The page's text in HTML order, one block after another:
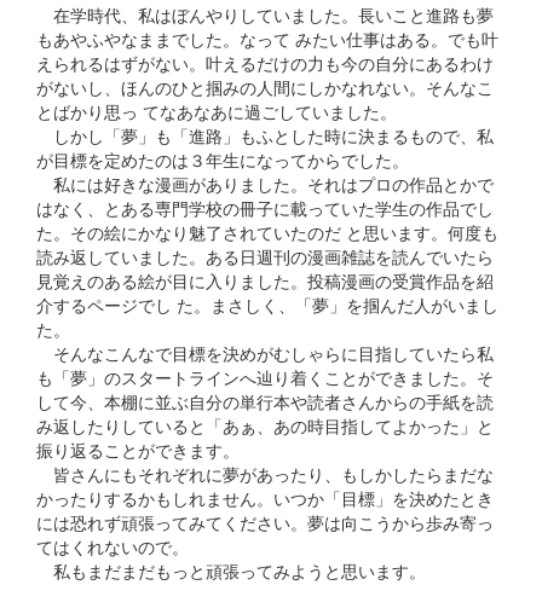
在学時代、私はぼんやりしていました。長いこと進路も夢
もあやふやなままでした。なって みたい仕事はある。でも叶
えられるはずがない。叶えるだけの力も今の自分にあるわけ
がないし、ほんのひと掴みの人間にしかなれない。そんなこ
とばかり思っ てなあなあに過ごしていました。
しかし「夢」も「進路」もふとした時に決まるもので、私
が目標を定めたのは３年生になってからでした。
私には好きな漫画がありました。それはプロの作品とかで
はなく、とある専門学校の冊子に載っていた学生の作品でし
た。その絵にかなり魅了されていたのだ と思います。何度も
読み返していました。ある日週刊の漫画雑誌を読んでいたら
見覚えのある絵が目に入りました。投稿漫画の受賞作品を紹
介するページでし た。まさしく、「夢」を掴んだ人がいまし
た。
そんなこんなで目標を決めがむしゃらに目指していたら私
も「夢」のスタートラインへ辿り着くことができました。そ
して今、本棚に並ぶ自分の単行本や読者さんからの手紙を読
み返したりしていると「あぁ、あの時目指してよかった」と
振り返ることができます。
皆さんにもそれぞれに夢があったり、もしかしたらまだな
かったりするかもしれません。いつか「目標」を決めたとき
には恐れず頑張ってみてください。夢は向こうから歩み寄っ
てはくれないので。
私もまだまだもっと頑張ってみようと思います。